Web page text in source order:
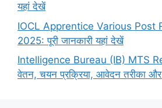
यहां देखें
IOCL Apprentice Various Post
2025: पूरी जानकारी यहां देखें
Intelligence Bureau (IB) MTS
वेतन, चयन प्रक्रिया, आवेदन तरीका और